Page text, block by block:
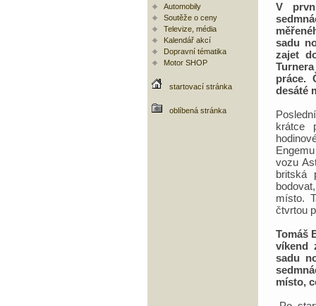
Automobily
Soutěže o ceny
Televize, média
Kalendář akcí
Dopravní tématika
Motor SHOP
startovací stránka
oblíbená stránka
V
sadu
zajet
práce.
desáté
krátce
vozu
britská
místo.
čtvrtou
Tomáš
víkend
sadu
místo,